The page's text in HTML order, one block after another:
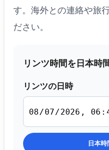
す。海外との連絡や旅
ださい。
リンツ時間を日本時
リンツの日時
日本